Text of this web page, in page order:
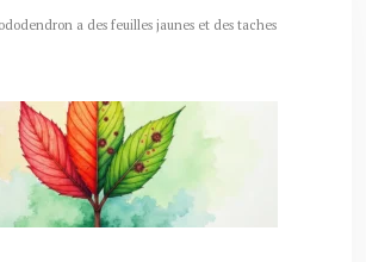
a des feuilles jaunes et des taches